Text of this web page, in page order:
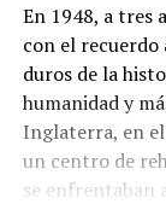
En 1948, a tres
con el recuerdo
duros de la
humanidad y
Inglaterra, en
un centro de
se enfrentaban